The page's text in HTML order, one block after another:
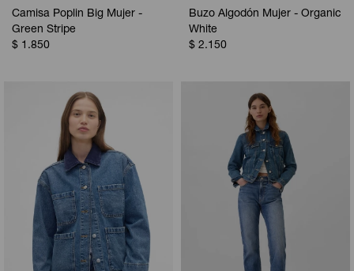
Camisa Poplin Big Mujer -
Green Stripe
$ 1.850
Buzo Algodón Mujer - Organic
White
$ 2.150